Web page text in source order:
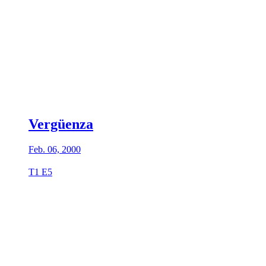
Vergüenza
Feb. 06, 2000
T1 E5